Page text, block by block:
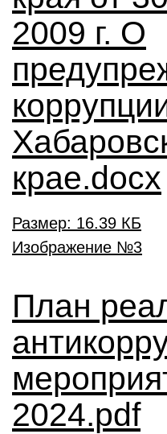
2009 г. О
крае.docx
Размер: 16.39 КБ
План
2024.pdf